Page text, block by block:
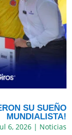
SU SUEÑO
MUNDIALISTA!
6, 2026| Noticias